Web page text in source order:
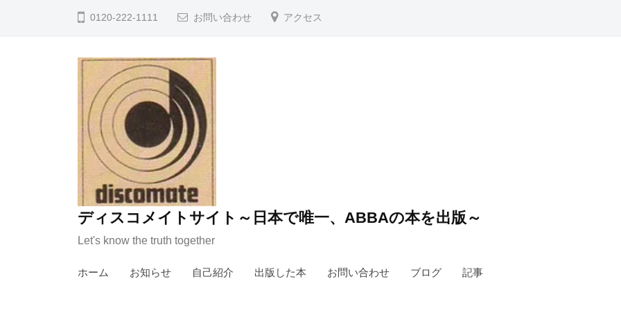
0120-222-1111 お問い合わせ アクセス
ディスコメイトサイト～日本で唯一、ABBAの本を出版～
Let's know the truth together
ホーム お知らせ 自己紹介 出版した本 お問い合わせ ブログ 記事